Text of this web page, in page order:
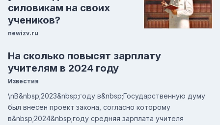
силовикам на своих
учеников?
newizv.ru
На сколько повысят зарплату
учителям в 2024 году
Известия
\nВ&nbsp;2023&nbsp;году в&nbsp;Государственную думу
был внесен проект закона, согласно которому
в&nbsp;2024&nbsp;году средняя зарплата учителя